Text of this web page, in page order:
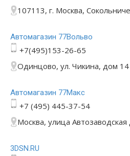
107113, г. Москва,
Автомагазин 77Вольво
+7(495)153-26-65
Одинцово, ул. Чикина, дом 14
Автомагазин 77Макс
+7 (495) 445-37-54
Москва, улица Автозаводская
3DSN.RU